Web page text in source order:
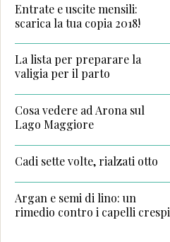
Entrate e uscite mensili:
scarica la tua copia 2018!
La lista per preparare la
valigia per il parto
Cosa vedere ad Arona sul
Lago Maggiore
Cadi sette volte, rialzati otto
Argan e semi di lino: un
rimedio contro i capelli crespi